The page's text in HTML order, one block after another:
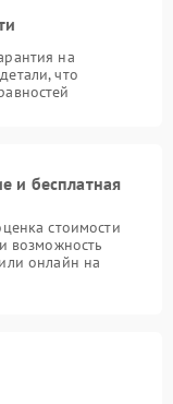
на
что
и бесплатная
стоимости
возможность
онлайн на